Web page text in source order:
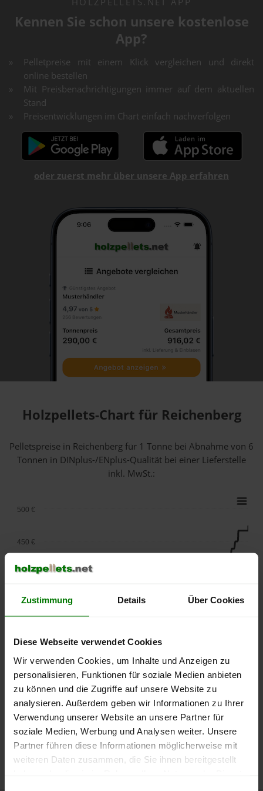
Zustimmung Details Über Cookies
Diese Webseite verwendet Cookies
Wir verwenden Cookies, um Inhalte und Anzeigen zu
personalisieren, Funktionen für soziale Medien anbieten
zu können und die Zugriffe auf unsere Website zu
analysieren. Außerdem geben wir Informationen zu Ihrer
Verwendung unserer Website an unsere Partner für
soziale Medien, Werbung und Analysen weiter. Unsere
Partner führen diese Informationen möglicherweise mit
weiteren Daten zusammen, die Sie ihnen bereitgestellt
Kennen Sie schon unsere kostenlose
App?
Pelletpreise mit einem Klick vergleichen und direkt
online bestellen
Mit Preisbenachrichtigungen immer auf dem aktuellen
Stand
Preisentwicklungen im Chart einfach nachverfolgen
oder zuerst mehr über unsere App erfahren
Holzpellets-Chart für Reichenberg
Pelletspreise in Reichenberg für 1 Tonne bei Abnahmevon 6
Tonnen in DINplus-/ENplus-Qualität bei einer Lieferstelle
inkl. MwSt.:
lose Ware Sackware
September
2025
Januar
2026
Mai
2026
250 €
300 €
400 €
450 €
500 €
Die aktuelle Preisentwicklung für Holzpellets in Deutschland
können Sie jederzeit auf unsererPelletspreise-Seite
nachvollziehen.